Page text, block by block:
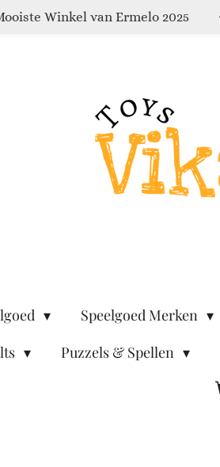
Winkel van Ermelo 2025
Speelgoed Merken
Puzzels & Spellen